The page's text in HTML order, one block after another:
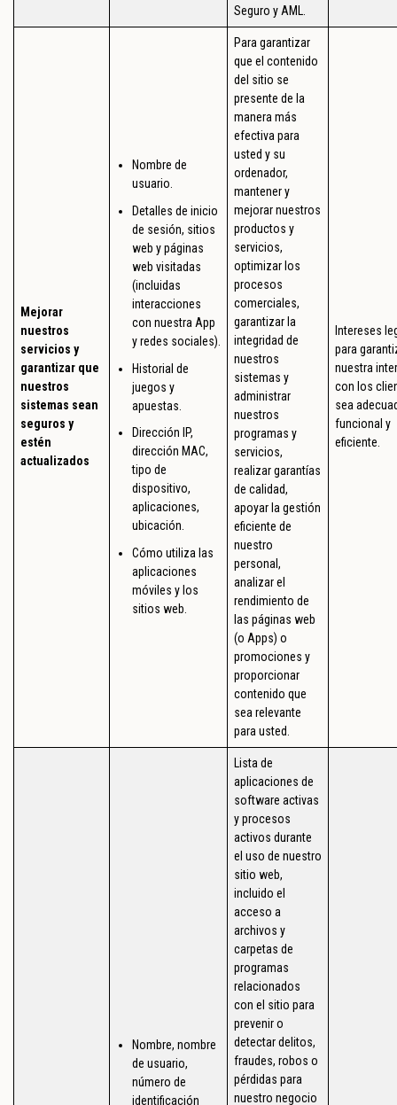
Seguro y AML.
Mejorar
nuestros
servicios y
garantizar que
nuestros
sistemas sean
seguros y
estén
actualizados
Nombre de
usuario.
Detalles de inicio
de sesión, sitios
web y páginas
web visitadas
(incluidas
interacciones
con nuestra App
y redes sociales).
Historial de
juegos y
apuestas.
Dirección IP,
dirección MAC,
tipo de
dispositivo,
aplicaciones,
ubicación.
Cómo utiliza las
aplicaciones
móviles y los
sitios web.
Para garantizar
que el contenido
del sitio se
presente de la
manera más
efectiva para
usted y su
ordenador,
mantener y
mejorar nuestros
productos y
servicios,
optimizar los
procesos
comerciales,
garantizar la
integridad de
nuestros
sistemas y
administrar
nuestros
programas y
servicios,
realizar garantías
de calidad,
apoyar la gestión
eficiente de
nuestro
personal,
analizar el
rendimiento de
las páginas web
(o Apps) o
promociones y
proporcionar
contenido que
sea relevante
para usted.
Intereses
para
nuestra
con los
sea
funcional y
eficiente.
Nombre, nombre
de usuario,
número de
identificación
Lista de
aplicaciones de
software activas
y procesos
activos durante
el uso de nuestro
sitio web,
incluido el
acceso a
archivos y
carpetas de
programas
relacionados
con el sitio para
prevenir o
detectar delitos,
fraudes, robos o
pérdidas para
nuestro negocio